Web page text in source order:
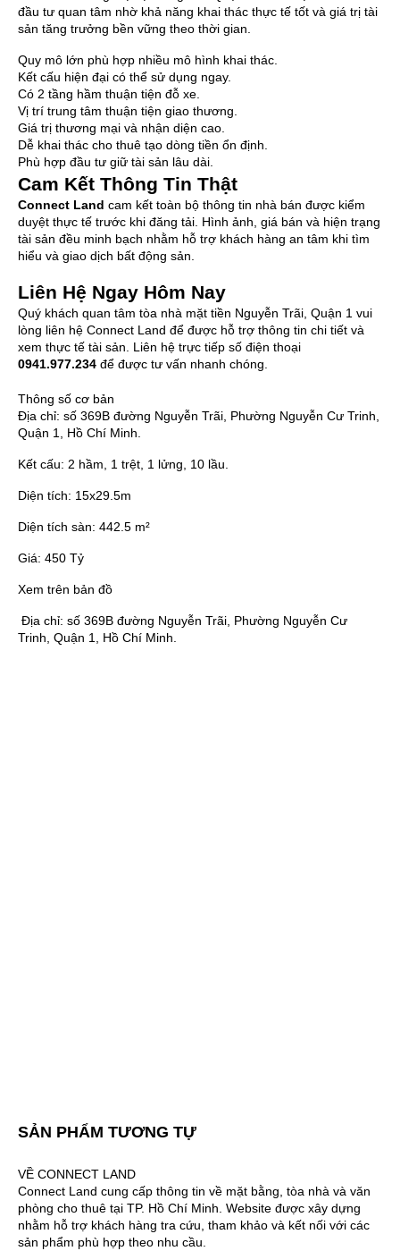
đầu tư quan tâm nhờ khả năng khai thác thực tế tốt và giá trị tài
sản tăng trưởng bền vững theo thời gian.
Quy mô lớn phù hợp nhiều mô hình khai thác.
Kết cấu hiện đại có thể sử dụng ngay.
Có 2 tầng hầm thuận tiện đỗ xe.
Vị trí trung tâm thuận tiện giao thương.
Giá trị thương mại và nhận diện cao.
Dễ khai thác cho thuê tạo dòng tiền ổn định.
Phù hợp đầu tư giữ tài sản lâu dài.
Cam Kết Thông Tin Thật
Connect Land cam kết toàn bộ thông tin nhà bán được kiểm
duyệt thực tế trước khi đăng tải. Hình ảnh, giá bán và hiện trạng
tài sản đều minh bạch nhằm hỗ trợ khách hàng an tâm khi tìm
hiểu và giao dịch bất động sản.
Liên Hệ Ngay Hôm Nay
Quý khách quan tâm tòa nhà mặt tiền Nguyễn Trãi, Quận 1 vui
lòng liên hệ Connect Land để được hỗ trợ thông tin chi tiết và
xem thực tế tài sản. Liên hệ trực tiếp số điện thoại
0941.977.234 để được tư vấn nhanh chóng.
Thông số cơ bản
Địa chỉ: số 369B đường Nguyễn Trãi, Phường Nguyễn Cư Trinh,
Quận 1, Hồ Chí Minh.
Kết cấu: 2 hầm, 1 trệt, 1 lửng, 10 lầu.
Diện tích: 15x29.5m
Diện tích sàn: 442.5 m²
Giá: 450 Tỷ
Xem trên bản đồ
Địa chỉ: số 369B đường Nguyễn Trãi, Phường Nguyễn Cư
Trinh, Quận 1, Hồ Chí Minh.
SẢN PHẨM TƯƠNG TỰ
VỀ CONNECT LAND
Connect Land cung cấp thông tin về mặt bằng, tòa nhà và văn
phòng cho thuê tại TP. Hồ Chí Minh. Website được xây dựng
nhằm hỗ trợ khách hàng tra cứu, tham khảo và kết nối với các
sản phẩm phù hợp theo nhu cầu.